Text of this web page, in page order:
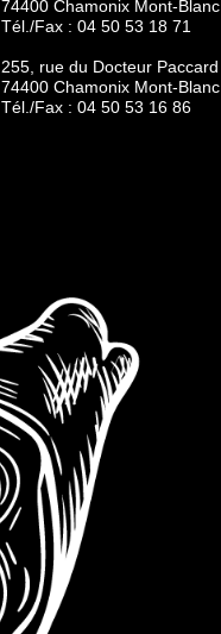
74400 Chamonix Mont-Blanc
Tél./Fax : 04 50 53 18 71
255, rue du Docteur Paccard
74400 Chamonix Mont-Blanc
Tél./Fax : 04 50 53 16 86